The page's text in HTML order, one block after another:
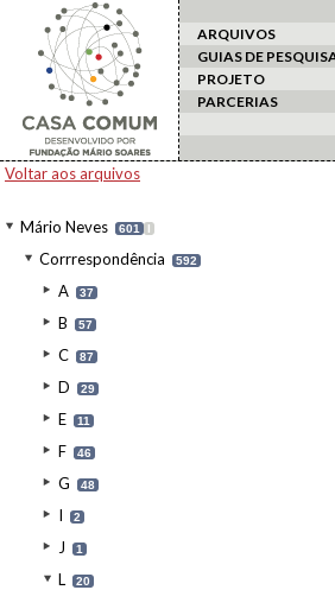
ARQUIVOS
GUIAS DE
PROJETO
PARCERIAS
Voltar aos arquivos
Mário Neves 601 I
Corrrespondência 592
A 37
B 57
C 87
D 29
E 11
F 46
G 48
I 2
J 1
L 20